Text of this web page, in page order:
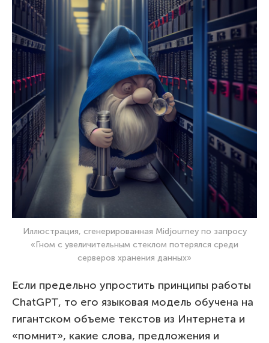
Иллюстрация, сгенерированная Midjourney по запросу
«Гном с увеличительным стеклом потерялся среди
серверов хранения данных»
Если предельно упростить принципы работы
ChatGPT, то его языковая модель обучена на
гигантском объеме текстов из Интернета и
«помнит», какие слова, предложения и